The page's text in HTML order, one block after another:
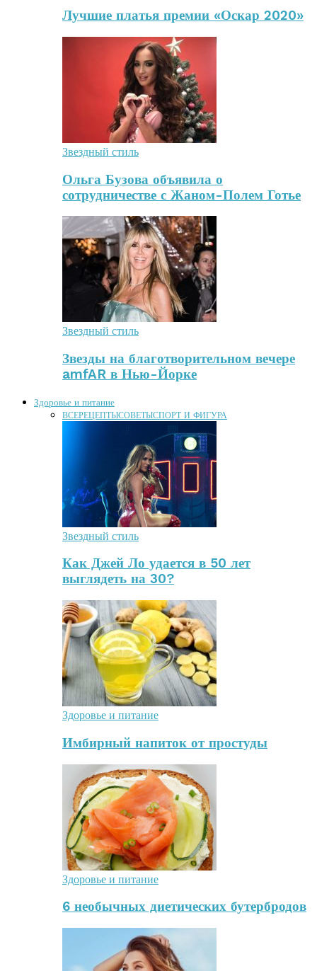
Лучшие платья премии «Оскар 2020»
Звездный стиль
Ольга Бузова объявила о
сотрудничестве с Жаном-Полем Готье
Звездный стиль
Звезды на благотворительном вечере
amfAR в Нью-Йорке
Здоровье и питание
ВСЕРЕЦЕПТЫСОВЕТЫСПОРТ И ФИГУРА
Звездный стиль
Как Джей Ло удается в 50 лет
выглядеть на 30?
Здоровье и питание
Имбирный напиток от простуды
Здоровье и питание
6 необычных диетических бутербродов